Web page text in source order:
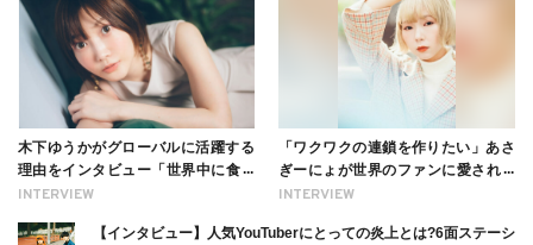
INTERVIEW
木下ゆうかがグローバルに活躍する
理由をインタビュー「世界中に食べ
る幸せを伝えたい」新事務所加入に
INTERVIEW
「ワクワクの連鎖を作りたい」あさ
ぎーにょが世界のファンに愛される
理由【インタビュー】
【インタビュー】人気YouTuberにとっての炎上とは?6面ステーシ